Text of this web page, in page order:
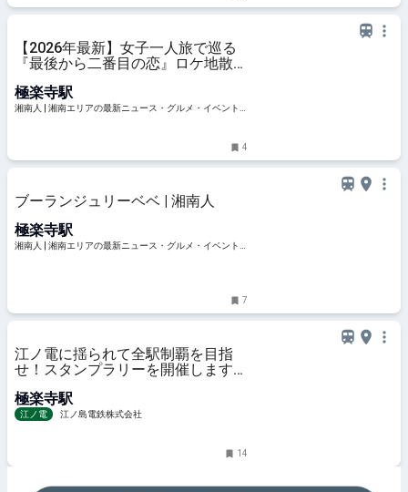
【2026年最新】女子一人旅で巡る
『最後から二番目の恋』ロケ地散歩
寄り道プラン | 湘南人
極楽寺駅
湘南人 | 湘南エリアの最新ニュース・グルメ・イベント
4
ブーランジュリーベベ | 湘南人
極楽寺駅
湘南人 | 湘南エリアの最新ニュース・グルメ・イベント
7
江ノ電に揺られて全駅制覇を目指
せ！スタンプラリーを開催します
月30日（土）15時】
極楽寺駅
江ノ電 江ノ島電鉄株式会社
14